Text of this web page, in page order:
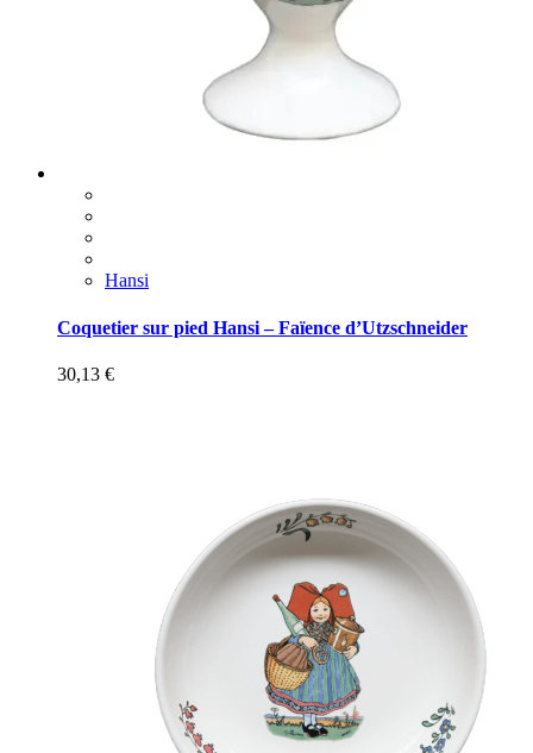
Hansi
Coquetier sur pied Hansi – Faïence d’Utzschneider
30,13 €